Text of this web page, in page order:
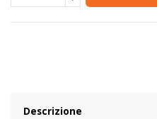
Descrizione